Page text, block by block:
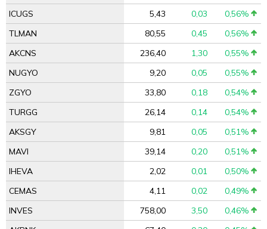
ICUGS
5,43 0,03
0,56%
TLMAN
80,55 0,45
0,56%
AKCNS
236,40 1,30
0,55%
NUGYO
9,20 0,05
0,55%
ZGYO
33,80 0,18
0,54%
TURGG
26,14 0,14
0,54%
AKSGY
9,81 0,05
0,51%
MAVI
39,14 0,20
0,51%
IHEVA
2,02 0,01
0,50%
CEMAS
4,11 0,02
0,49%
INVES
758,00 3,50
0,46%